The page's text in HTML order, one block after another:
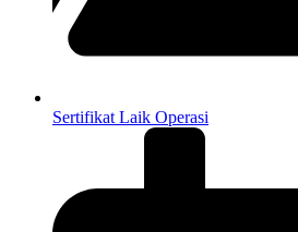
Sertifikat Laik Operasi